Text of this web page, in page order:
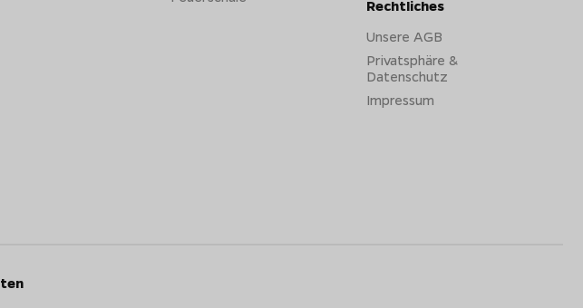
Rechtliches
Unsere AGB
Privatsphäre &
Datenschutz
Impressum